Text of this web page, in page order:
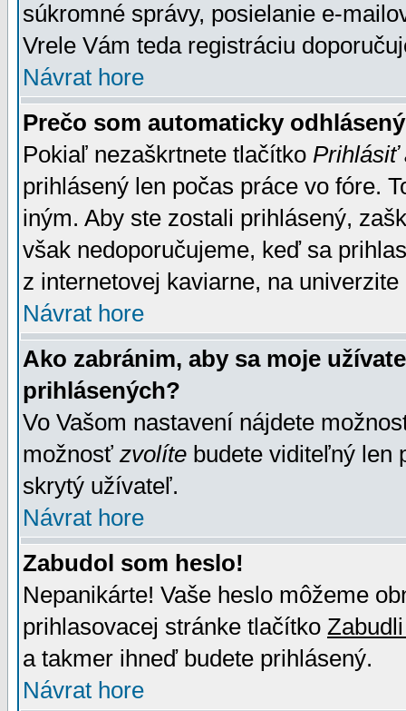
súkromné správy, posielanie e-
Vrele Vám teda registráciu
Návrat hore
Prečo som automaticky
Pokiaľ nezaškrtnete tlačítko Prihlásiť
prihlásený len počas práce vo fóre.
iným. Aby ste zostali prihlásený,
však nedoporučujeme, keď sa
z internetovej kaviarne, na univerzite
Návrat hore
Ako zabránim, aby sa moje
prihlásených?
Vo Vašom nastavení nájdete
možnosť zvolíte budete viditeľný len
skrytý užívateľ.
Návrat hore
Zabudol som heslo!
Nepanikárte! Vaše heslo môžeme
prihlasovacej stránke tlačítko
a takmer ihneď budete prihlásený.
Návrat hore